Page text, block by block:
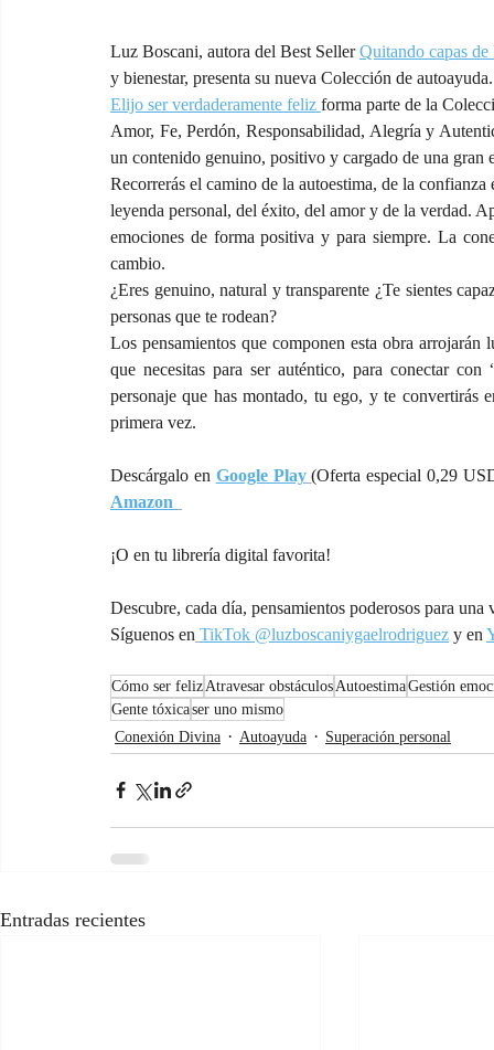
Luz Boscani, autora del Best Seller Quitando capas de
y bienestar, presenta su nueva Colección de autoayuda.
Elijo ser verdaderamente feliz forma parte de la
Amor, Fe, Perdón, Responsabilidad, Alegría y
un contenido genuino, positivo y cargado de una gran
Recorrerás el camino de la autoestima, de la
leyenda personal, del éxito, del amor y de la verdad.
emociones de forma positiva y para siempre. La
cambio.
¿Eres genuino, natural y transparente ¿Te sientes
personas que te rodean?
Los pensamientos que componen esta obra
que necesitas para ser auténtico, para conectar
personaje que has montado, tu ego, y te convertirás
primera vez.
Descárgalo en Google Play (Oferta especial 0,29
Amazon
¡O en tu librería digital favorita!
Descubre, cada día, pensamientos poderosos para una
Síguenos en TikTok @luzboscaniygaelrodriguez y en
Cómo ser feliz Atravesar obstáculos AutoestimaGestión
Gente tóxicaser uno mismo
Conexión Divina
Autoayuda Superación personal
Entradas recientes